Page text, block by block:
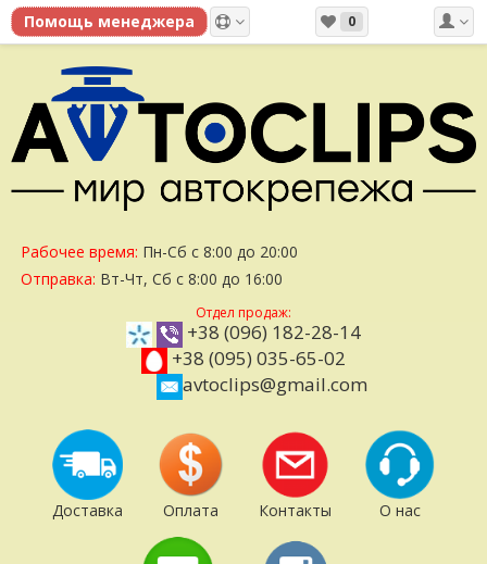
0
Рабочее время: Пн-Сб с 8:00 до 20:00
Отправка: Вт-Чт, Сб с 8:00 до 16:00
Отдел продаж:
+38 (096) 182-28-14
+38 (095) 035-65-02
avtoclips@gmail.com
Доставка Оплата Контакты О нас